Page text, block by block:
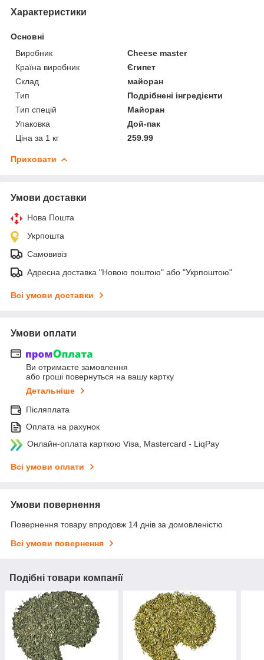
Характеристики
Основні
Виробник
Cheese master
Країна виробник
Єгипет
Склад
майоран
Тип
Подрібнені інгредієнти
Тип спецій
Майоран
Упаковка
Дой-пак
Ціна за 1 кг
259.99
Приховати
Умови доставки
Нова Пошта
Укрпошта
Самовивіз
Адресна доставка "Новою поштою" або "Укрпоштою"
Всі умови доставки
Умови оплати
Ви отримаєте замовлення
або гроші повернуться на вашу картку
Детальніше
Післяплата
Оплата на рахунок
Онлайн-оплата карткою Visa, Mastercard - LiqPay
Всі умови оплати
Умови повернення
Повернення товару впродовж 14 днів за домовленістю
Всі умови повернення
Подібні товари компанії